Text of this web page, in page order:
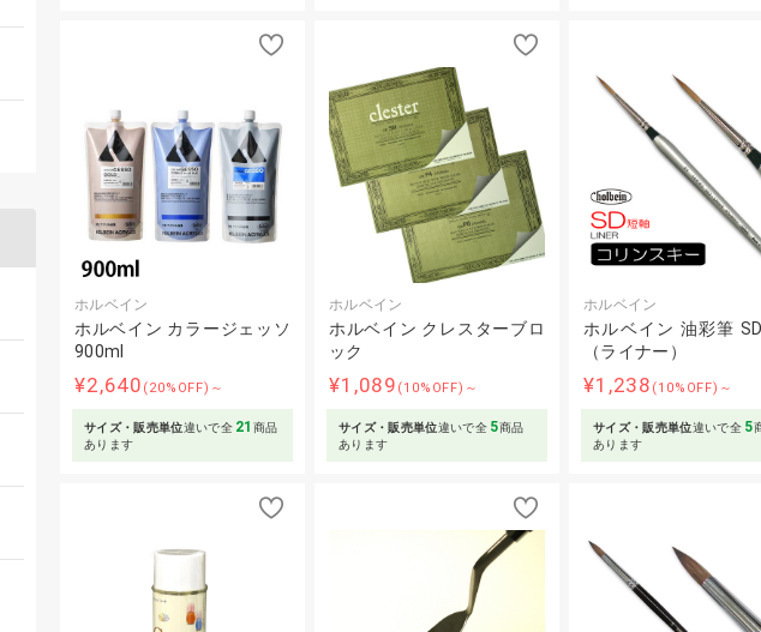
ホルベイン
ホルベイン カラージェッソ
900ml
¥2,640 (20%OFF)～
サイズ・販売単位違いで全 21 商品
あります
ホルベイン
ホルベイン クレスターブロ
ック
¥1,089 (10%OFF)～
サイズ・販売単位違いで全 5商品
あります
ホルベイン
ホルベイン 油彩筆
（ライナー）
¥1,238 (10%OFF)～
サイズ・販売単位違いで全 5
あります